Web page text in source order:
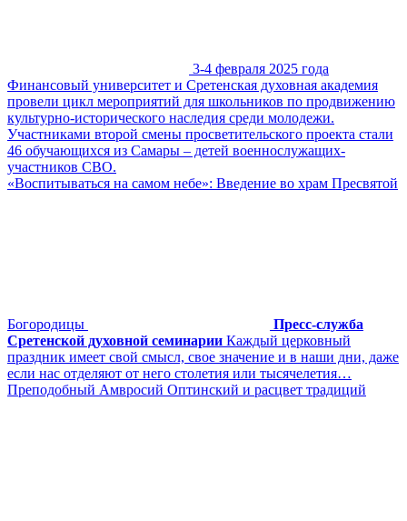
3-4 февраля 2025 года
Финансовый университет и Сретенская духовная академия
провели цикл мероприятий для школьников по продвижению
культурно-исторического наследия среди молодежи.
Участниками второй смены просветительского проекта стали
46 обучающихся из Самары – детей военнослужащих-
участников СВО.
«Воспитываться на самом небе»: Введение во храм Пресвятой
Богородицы
Пресс-служба
Сретенской духовной семинарии Каждый церковный
праздник имеет свой смысл, свое значение и в наши дни, даже
если нас отделяют от него столетия или тысячелетия…
Преподобный Амвросий Оптинский и расцвет традиций